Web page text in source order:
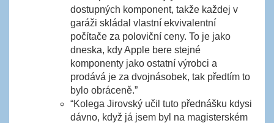
dostupných komponent, takže každej v
garáži skládal vlastní ekvivalentní
počítače za poloviční ceny. To je jako
dneska, kdy Apple bere stejné
komponenty jako ostatní výrobci a
prodává je za dvojnásobek, tak předtím to
bylo obráceně.”
“Kolega Jirovský učil tuto přednášku kdysi
dávno, když já jsem byl na magisterském